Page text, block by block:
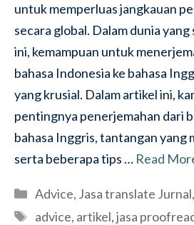
untuk memperluas jangkauan
secara global. Dalam dunia
ini, kemampuan untuk
bahasa Indonesia ke bahasa
yang krusial. Dalam artikel ini,
pentingnya penerjemahan dari
bahasa Inggris, tantangan yang
serta beberapa tips … Read
Categories
Advice, Jasa translate Jurnal,
Tags
advice, artikel,jasa